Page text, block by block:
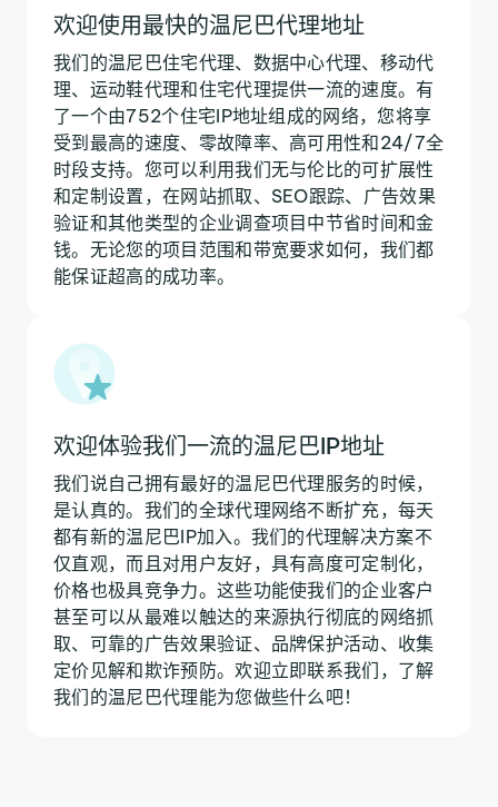
欢迎使用最快的温尼巴代理地址
我们的温尼巴住宅代理、数据中心代理、移动代
理、运动鞋代理和住宅代理提供一流的速度。有
了一个由752个住宅IP地址组成的网络，您将享
受到最高的速度、零故障率、高可用性和24/7全
时段支持。您可以利用我们无与伦比的可扩展性
和定制设置，在网站抓取、SEO跟踪、广告效果
验证和其他类型的企业调查项目中节省时间和金
钱。无论您的项目范围和带宽要求如何，我们都
能保证超高的成功率。
欢迎体验我们一流的温尼巴IP地址
我们说自己拥有最好的温尼巴代理服务的时候，
是认真的。我们的全球代理网络不断扩充，每天
都有新的温尼巴IP加入。我们的代理解决方案不
仅直观，而且对用户友好，具有高度可定制化，
价格也极具竞争力。这些功能使我们的企业客户
甚至可以从最难以触达的来源执行彻底的网络抓
取、可靠的广告效果验证、品牌保护活动、收集
定价见解和欺诈预防。欢迎立即联系我们，了解
我们的温尼巴代理能为您做些什么吧！